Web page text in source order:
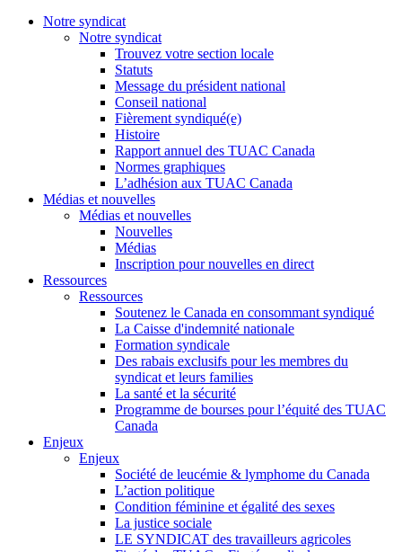
Notre syndicat
Notre syndicat
Trouvez votre section locale
Statuts
Message du président national
Conseil national
Fièrement syndiqué(e)
Histoire
Rapport annuel des TUAC Canada
Normes graphiques
L’adhésion aux TUAC Canada
Médias et nouvelles
Médias et nouvelles
Nouvelles
Médias
Inscription pour nouvelles en direct
Ressources
Ressources
Soutenez le Canada en consommant syndiqué
La Caisse d'indemnité nationale
Formation syndicale
Des rabais exclusifs pour les membres du
syndicat et leurs families
La santé et la sécurité
Programme de bourses pour l’équité des TUAC
Canada
Enjeux
Enjeux
Société de leucémie & lymphome du Canada
L’action politique
Condition féminine et égalité des sexes
La justice sociale
LE SYNDICAT des travailleurs agricoles